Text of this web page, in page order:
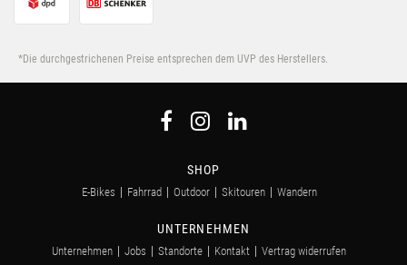
*Die durchgestrichenen Preise entsprechen dem UVP des Herstellers.
SHOP
E-Bikes Fahrrad Outdoor Skitouren Wandern
UNTERNEHMEN
Unternehmen Jobs Standorte Kontakt Vertrag widerrufen